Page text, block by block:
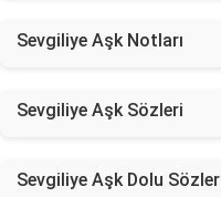
Sevgiliye Aşk Notları
Sevgiliye Aşk Sözleri
Sevgiliye Aşk Dolu Sözler